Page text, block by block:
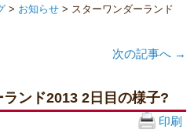
> お知らせ > スターワンダーランド
次の記事へ →
ランド2013 2日目の様子?
印刷